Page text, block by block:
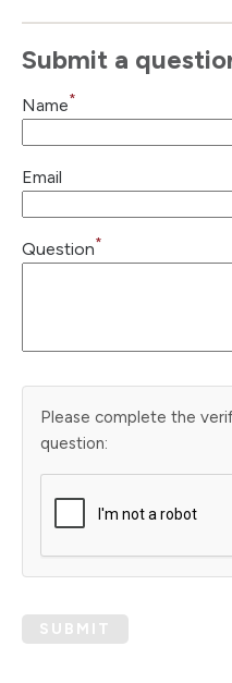
Submit a
Name*
Email
Question*
Please complete the
question:
SUBMIT